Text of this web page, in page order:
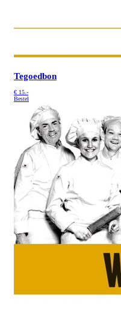
Tegoedbon
€ 15.-
Bestel